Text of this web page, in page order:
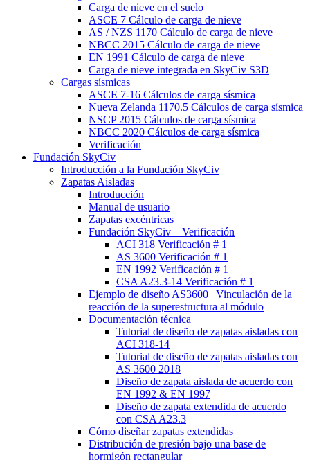
Carga de nieve en el suelo
ASCE 7 Cálculo de carga de nieve
AS / NZS 1170 Cálculo de carga de nieve
NBCC 2015 Cálculo de carga de nieve
EN 1991 Cálculo de carga de nieve
Carga de nieve integrada en SkyCiv S3D
Cargas sísmicas
ASCE 7-16 Cálculos de carga sísmica
Nueva Zelanda 1170.5 Cálculos de carga sísmica
NSCP 2015 Cálculos de carga sísmica
NBCC 2020 Cálculos de carga sísmica
Verificación
Fundación SkyCiv
Introducción a la Fundación SkyCiv
Zapatas Aisladas
Introducción
Manual de usuario
Zapatas excéntricas
Fundación SkyCiv – Verificación
ACI 318 Verificación # 1
AS 3600 Verificación # 1
EN 1992 Verificación # 1
CSA A23.3-14 Verificación # 1
Ejemplo de diseño AS3600 | Vinculación de la
reacción de la superestructura al módulo
Documentación técnica
Tutorial de diseño de zapatas aisladas con
ACI 318-14
Tutorial de diseño de zapatas aisladas con
AS 3600 2018
Diseño de zapata aislada de acuerdo con
EN 1992 & EN 1997
Diseño de zapata extendida de acuerdo
con CSA A23.3
Cómo diseñar zapatas extendidas
Distribución de presión bajo una base de
hormigón rectangular